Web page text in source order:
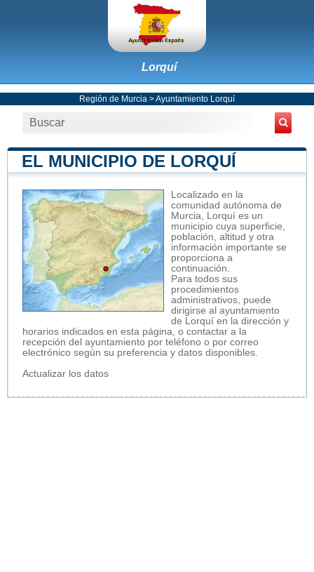
Lorquí
Región de Murcia >Ayuntamiento Lorquí
EL MUNICIPIO DE LORQUÍ
Localizado en la
comunidad autónoma de
Murcia, Lorquí es un
municipio cuya superficie,
población, altitud y otra
información importante se
proporciona a
continuación.
Para todos sus
procedimientos
administrativos, puede
dirigirse al ayuntamiento
de Lorquí en la dirección y
horarios indicados en esta página, o contactar a la
recepción del ayuntamiento por teléfono o por correo
electrónico según su preferencia y datos disponibles.
Actualizar los datos